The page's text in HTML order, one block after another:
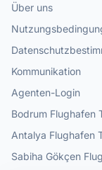
Über uns
Kommunikation
Agenten-Login
Bodrum Flughafen
Antalya Flughafen
Sabiha Gökçen